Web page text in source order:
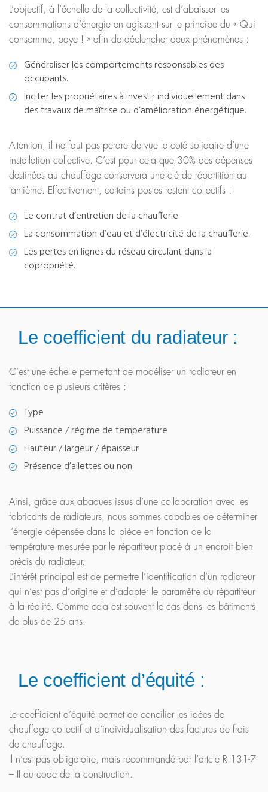
L’objectif, à l’échelle de la collectivité, est d’abaisser les
consommations d’énergie en agissant sur le principe du « Qui
consomme, paye ! » afin de déclencher deux phénomènes :
Généraliser les comportements responsables des
occupants.
Inciter les propriétaires à investir individuellement dans
des travaux de maîtrise ou d’amélioration énergétique.
Attention, il ne faut pas perdre de vue le coté solidaire d’une
installation collective. C’est pour cela que 30% des dépenses
destinées au chauffage conservera une clé de répartition au
tantième. Effectivement, certains postes restent collectifs :
Le contrat d’entretien de la chaufferie.
La consommation d’eau et d’électricité de la chaufferie.
Les pertes en lignes du réseau circulant dans la
copropriété.
Le coefficient du radiateur :
C’est une échelle permettant de modéliser un radiateur en
fonction de plusieurs critères :
Type
Puissance / régime de température
Hauteur / largeur / épaisseur
Présence d’ailettes ou non
Ainsi, grâce aux abaques issus d’une collaboration avec les
fabricants de radiateurs, nous sommes capables de déterminer
l’énergie dépensée dans la pièce en fonction de la
température mesurée par le répartiteur placé à un endroit bien
précis du radiateur.
L’intérêt principal est de permettre l’identification d’un radiateur
qui n’est pas d’origine et d’adapter le paramètre du répartiteur
à la réalité. Comme cela est souvent le cas dans les bâtiments
de plus de 25 ans.
Le coefficient d’équité :
Le coefficient d’équité permet de concilier les idées de
chauffage collectif et d’individualisation des factures de frais
de chauffage.
Il n’est pas obligatoire, mais recommandé par l’artcle R.131-7
– II du code de la construction.